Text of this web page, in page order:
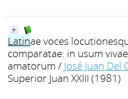
Latinae voces
comparatae: in usum vivae
amatorum / José Juan Del
Superior Juan XXIII (1981)